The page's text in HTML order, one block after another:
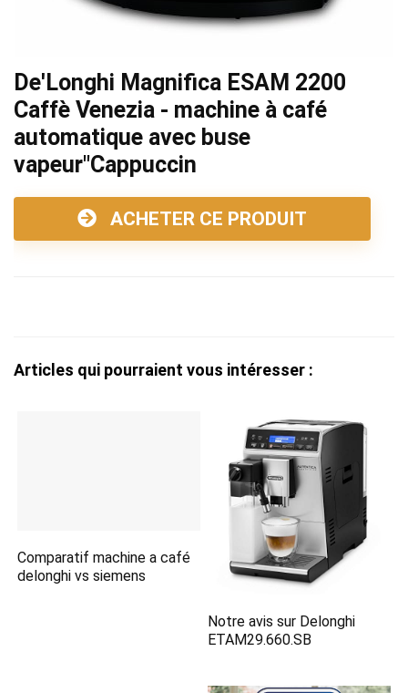
De'Longhi Magnifica ESAM 2200
Caffè Venezia - machine à café
automatique avec buse
vapeur"Cappuccin
ACHETER CE PRODUIT
Articles qui pourraient vous intéresser :
Comparatif machine a café
delonghi vs siemens
Notre avis sur Delonghi
ETAM29.660.SB